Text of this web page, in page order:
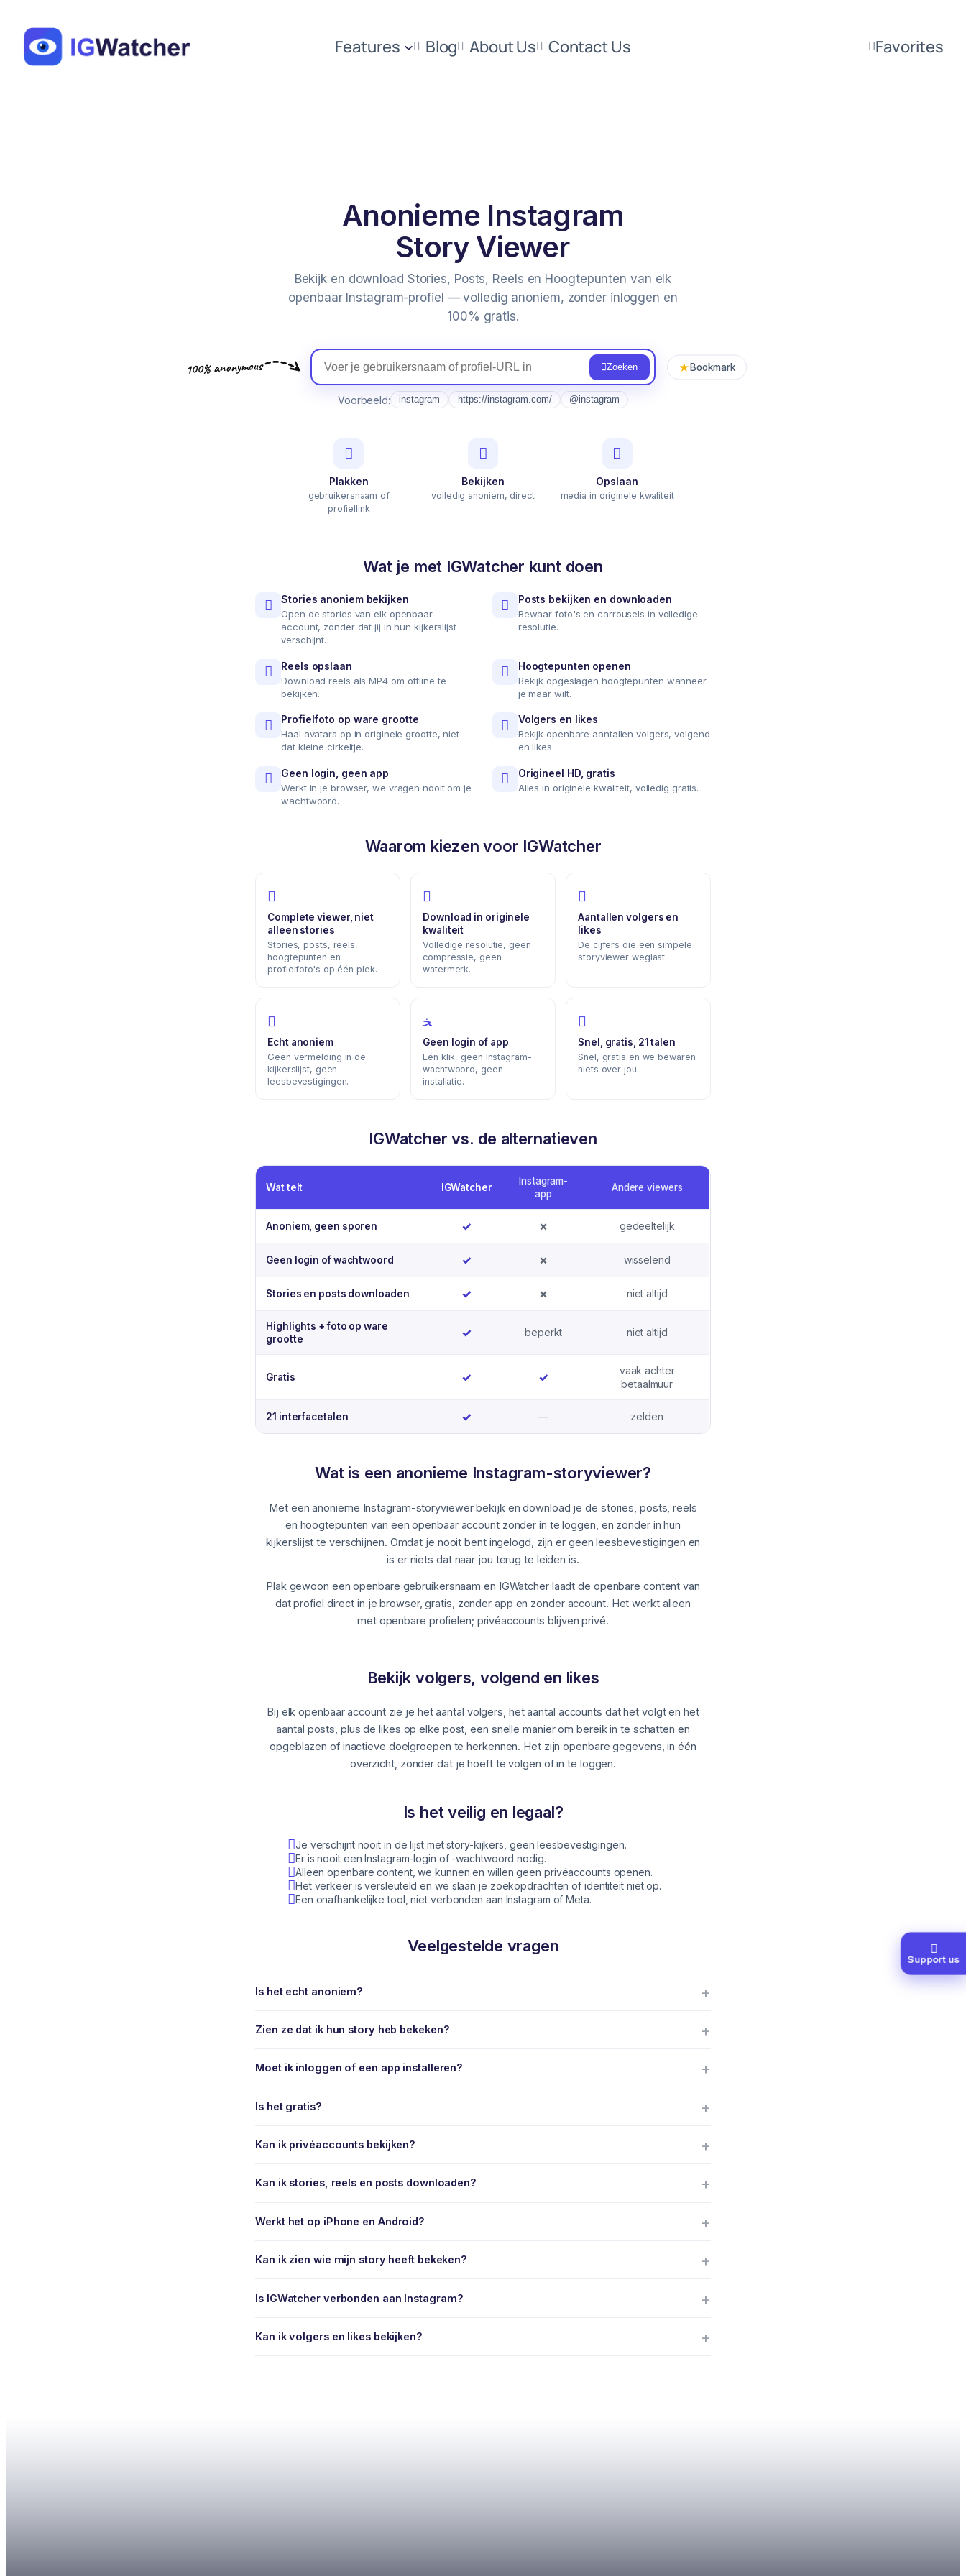
содержимому
Features Blog About Us Contact Us Favorites
Instagram-gebruikersnaam
Anonieme Instagram
Story Viewer
Bekijk en download Stories, Posts, Reels en Hoogtepunten van elk
openbaar Instagram-profiel — volledig anoniem, zonder inloggen en
100% gratis.
100% anonymous Zoeken ★Bookmark
Voorbeeld: instagram https://instagram.com/ @instagram
Plakken
gebruikersnaam of
profiellink
Bekijken
volledig anoniem, direct
Opslaan
media in originele kwaliteit
Wat je met IGWatcher kunt doen
Stories anoniem bekijken
Open de stories van elk openbaar
account, zonder dat jij in hun kijkerslijst
verschijnt.
Posts bekijken en downloaden
Bewaar foto's en carrousels in volledige
resolutie.
Reels opslaan
Download reels als MP4 om offline te
bekijken.
Hoogtepunten openen
Bekijk opgeslagen hoogtepunten wanneer
je maar wilt.
Profielfoto op ware grootte
Haal avatars op in originele grootte, niet
dat kleine cirkeltje.
Volgers en likes
Bekijk openbare aantallen volgers, volgend
en likes.
Geen login, geen app
Werkt in je browser, we vragen nooit om je
wachtwoord.
Origineel HD, gratis
Alles in originele kwaliteit, volledig gratis.
Waarom kiezen voor IGWatcher
Complete viewer, niet
alleen stories
Stories, posts, reels,
hoogtepunten en
profielfoto's op één plek.
Download in originele
kwaliteit
Volledige resolutie, geen
compressie, geen
watermerk.
Aantallen volgers en
likes
De cijfers die een simpele
storyviewer weglaat.
Echt anoniem
Geen vermelding in de
kijkerslijst, geen
leesbevestigingen.
Geen login of app
Eén klik, geen Instagram-
wachtwoord, geen
installatie.
Snel, gratis, 21 talen
Snel, gratis en we bewaren
niets over jou.
IGWatcher vs. de alternatieven
Wat telt IGWatcher
Instagram-
app
Andere viewers
Anoniem, geen sporen ✓ ✗ gedeeltelijk
Geen login of wachtwoord ✓ ✗ wisselend
Stories en posts downloaden ✓ ✗ niet altijd
Highlights + foto op ware
grootte
✓ beperkt niet altijd
Gratis ✓ ✓
vaak achter
betaalmuur
21 interfacetalen ✓ —Niet van toepassingzelden
Wat is een anonieme Instagram-storyviewer?
Met een anonieme Instagram-storyviewer bekijk en download je de stories, posts, reels
en hoogtepunten van een openbaar account zonder in te loggen, en zonder in hun
kijkerslijst te verschijnen. Omdat je nooit bent ingelogd, zijn er geen leesbevestigingen en
is er niets dat naar jou terug te leiden is.
Plak gewoon een openbare gebruikersnaam en IGWatcher laadt de openbare content van
dat profiel direct in je browser, gratis, zonder app en zonder account. Het werkt alleen
met openbare profielen; privéaccounts blijven privé.
Bekijk volgers, volgend en likes
Bij elk openbaar account zie je het aantal volgers, het aantal accounts dat het volgt en het
aantal posts, plus de likes op elke post, een snelle manier om bereik in te schatten en
opgeblazen of inactieve doelgroepen te herkennen. Het zijn openbare gegevens, in één
overzicht, zonder dat je hoeft te volgen of in te loggen.
Is het veilig en legaal?
Je verschijnt nooit in de lijst met story-kijkers, geen leesbevestigingen.
Er is nooit een Instagram-login of -wachtwoord nodig.
Alleen openbare content, we kunnen en willen geen privéaccounts openen.
Het verkeer is versleuteld en we slaan je zoekopdrachten of identiteit niet op.
Een onafhankelijke tool, niet verbonden aan Instagram of Meta.
Veelgestelde vragen
Is het echt anoniem?
Zien ze dat ik hun story heb bekeken?
Moet ik inloggen of een app installeren?
Is het gratis?
Kan ik privéaccounts bekijken?
Kan ik stories, reels en posts downloaden?
Werkt het op iPhone en Android?
Kan ik zien wie mijn story heeft bekeken?
Is IGWatcher verbonden aan Instagram?
Kan ik volgers en likes bekijken?
Support us